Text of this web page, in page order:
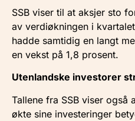
SSB viser til at aksjer sto
av verdiøkningen i
hadde samtidig en langt
en vekst på 1,8 prosent.
Utenlandske investorer
Tallene fra SSB viser også
økte sine investeringer